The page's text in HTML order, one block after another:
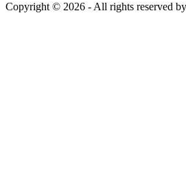
Copyright © 2026 - All rights reserved